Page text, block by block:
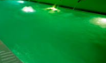
notti" con 8
- Toscana